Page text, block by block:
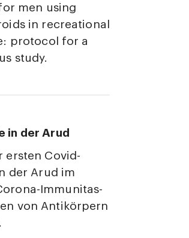
men using
in recreational
protocol for a
study.
in der Arud
ersten Covid-
der Arud im
Immunitas-
von Antikörpern